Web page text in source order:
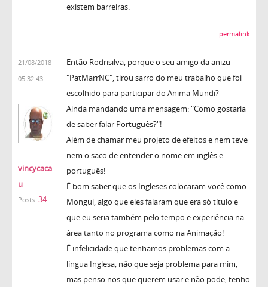
existem barreiras.
permalink
21/08/2018
05:32:43
vincycaca
u
Posts: 34
Então Rodrisilva, porque o seu amigo da anizu
"PatMarrNC", tirou sarro do meu trabalho que foi
escolhido para participar do Anima Mundi?
Ainda mandando uma mensagem: "Como gostaria
de saber falar Português?"!
Além de chamar meu projeto de efeitos e nem teve
nem o saco de entender o nome em inglês e
português!
É bom saber que os Ingleses colocaram você como
Mongul, algo que eles falaram que era só título e
que eu seria também pelo tempo e experiência na
área tanto no programa como na Animação!
É infelicidade que tenhamos problemas com a
língua Inglesa, não que seja problema para mim,
mas penso nos que querem usar e não pode, tenho